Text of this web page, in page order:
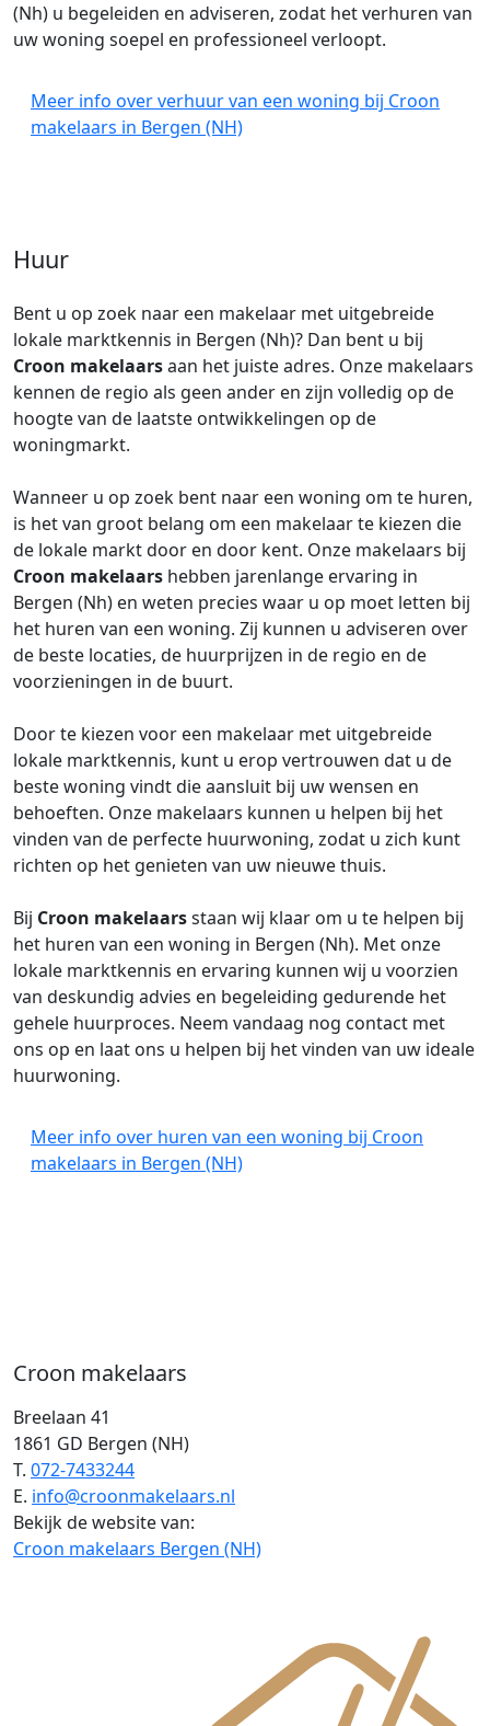
Croon makelaars
Breelaan 41
1861 GD Bergen (NH)
T. 072-7433244
E. info@croonmakelaars.nl
Bekijk de website van:
Croon makelaars Bergen (NH)
(Nh) u begeleiden en adviseren, zodat het verhuren van
uw woning soepel en professioneel verloopt.
Meer info over verhuur van een woning bij Croon
makelaars in Bergen (NH)
Huur
Bent u op zoek naar een makelaar met uitgebreide
lokale marktkennis in Bergen (Nh)? Dan bent u bij
Croon makelaarsaan het juiste adres. Onze makelaars
kennen de regio als geen ander en zijn volledig op de
hoogte van de laatste ontwikkelingen op de
woningmarkt.
Wanneer u op zoek bent naar een woning om te huren,
is het van groot belang om een makelaar te kiezen die
de lokale markt door en door kent. Onze makelaars bij
Croon makelaars hebben jarenlange ervaring in
Bergen (Nh) en weten precies waar u op moet letten bij
het huren van een woning. Zij kunnen u adviseren over
de beste locaties, de huurprijzen in de regio en de
voorzieningen in de buurt.
Door te kiezen voor een makelaar met uitgebreide
lokale marktkennis, kunt u erop vertrouwen dat u de
beste woning vindt die aansluit bij uw wensen en
behoeften. Onze makelaars kunnen u helpen bij het
vinden van de perfecte huurwoning, zodat u zich kunt
richten op het genieten van uw nieuwe thuis.
Bij Croon makelaarsstaan wij klaar om u te helpen bij
het huren van een woning in Bergen (Nh). Met onze
lokale marktkennis en ervaring kunnen wij u voorzien
van deskundig advies en begeleiding gedurende het
gehele huurproces. Neem vandaag nog contact met
ons op en laat ons u helpen bij het vinden van uw ideale
huurwoning.
Meer info over huren van een woning bij Croon
makelaars in Bergen (NH)